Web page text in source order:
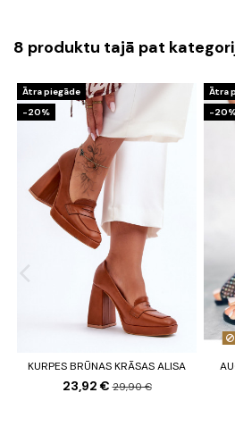
8 produktu tajā pat
Ātra piegāde
-20%
KURPES BRŪNAS KRĀSAS ALISA
23,92 €29,90 €
Ātra
-